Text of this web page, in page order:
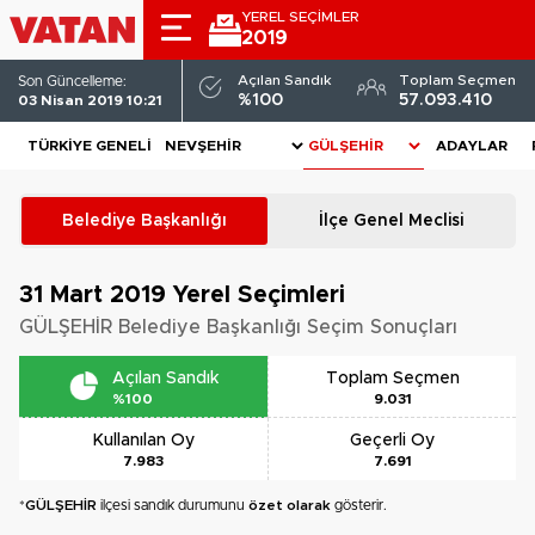
YEREL SEÇİMLER
2019
Son Güncelleme:
03 Nisan 2019 10:21
Açılan Sandık
%100
Toplam Seçmen
57.093.410
TÜRKIYE GENELI ADAYLAR
Belediye Başkanlığı İlçe Genel Meclisi
31 Mart 2019 Yerel Seçimleri
GÜLŞEHİR Belediye Başkanlığı Seçim Sonuçları
Açılan Sandık
%100
Toplam Seçmen
9.031
Kullanılan Oy
7.983
Geçerli Oy
7.691
*GÜLŞEHİR ilçesi sandık durumunu özet olarak gösterir.